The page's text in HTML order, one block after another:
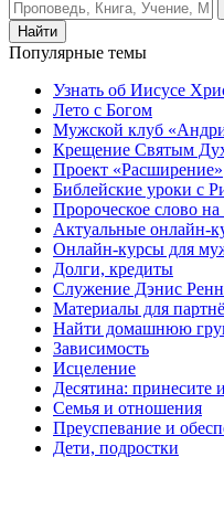
Найти
Популярные темы
Узнать об Иисусе
Лето с Богом
Мужской клуб
Крещение Святым
Проект «Расширение»
Библейские уроки с
Пророческое слово на
Актуальные онлайн-
Онлайн-курсы для
Долги, кредиты
Служение Дэнис
Материалы для
Найти домашнюю
Зависимость
Исцеление
Десятина: принесите
Семья и отношения
Преуспевание и
Дети, подростки